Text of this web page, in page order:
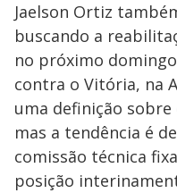
Jaelson Ortiz
buscando a
no próximo
contra o Vitória, na
uma definição
mas a tendência é
comissão técnica
posição